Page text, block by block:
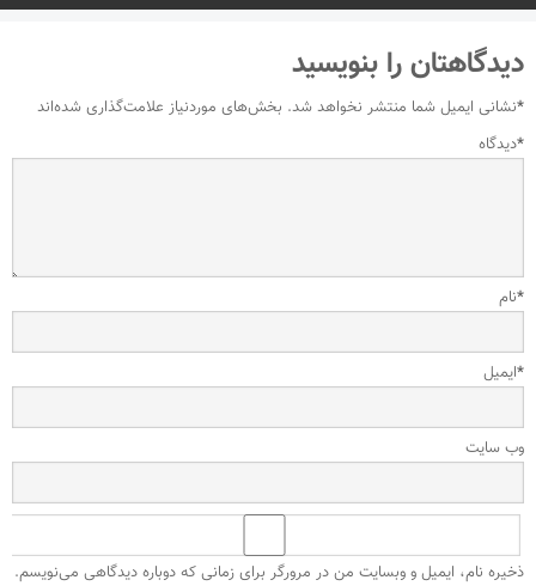
دیدگاهتان را بنویسید
نشانی ایمیل شما منتشر نخواهد شد. بخش‌های موردنیاز علامت‌گذاری شده‌اند
*
دیدگاه*
نام*
ایمیل*
وب‌ سایت
ذخیره نام، ایمیل و وبسایت من در مرورگر برای زمانی که دوباره دیدگاهی می‌نویسم.